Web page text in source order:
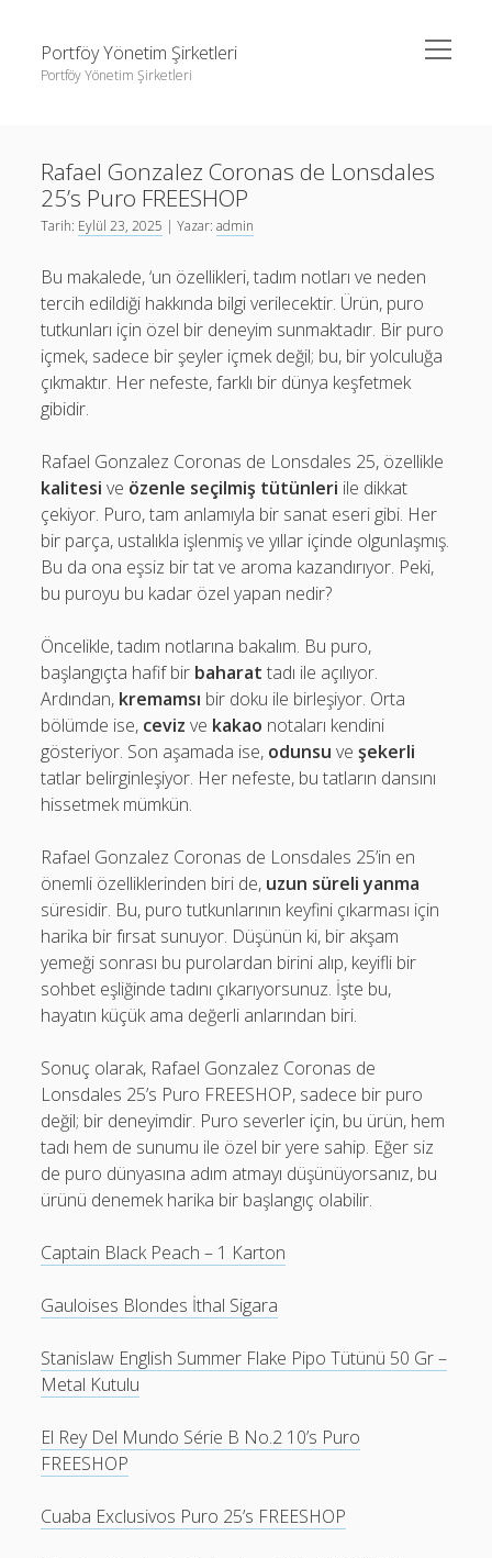
Portföy Yönetim Şirketleri
Portföy Yönetim Şirketleri
menüyü
aç
Sayfa Listesi
Youtube Beğeni Gönderme Hilesi
Liste
Youtube Beğeni Gönderme Hilesi
Rafael Gonzalez Coronas de Lonsdales
25’s Puro FREESHOP
Tarih: Eylül 23, 2025 | Yazar:admin
Bu makalede, ‘un özellikleri, tadım notları ve neden
tercih edildiği hakkında bilgi verilecektir. Ürün, puro
tutkunları için özel bir deneyim sunmaktadır. Bir puro
içmek, sadece bir şeyler içmek değil; bu, bir yolculuğa
çıkmaktır. Her nefeste, farklı bir dünya keşfetmek
gibidir.
Rafael Gonzalez Coronas de Lonsdales 25, özellikle
kalitesi ve özenle seçilmiş tütünleri ile dikkat
çekiyor. Puro, tam anlamıyla bir sanat eseri gibi. Her
bir parça, ustalıkla işlenmiş ve yıllar içinde olgunlaşmış.
Bu da ona eşsiz bir tat ve aroma kazandırıyor. Peki,
bu puroyu bu kadar özel yapan nedir?
Öncelikle, tadım notlarına bakalım. Bu puro,
başlangıçta hafif bir baharat tadı ile açılıyor.
Ardından, kremamsı bir doku ile birleşiyor. Orta
bölümde ise, ceviz ve kakao notaları kendini
gösteriyor. Son aşamada ise, odunsu veşekerli
tatlar belirginleşiyor. Her nefeste, bu tatların dansını
hissetmek mümkün.
Rafael Gonzalez Coronas de Lonsdales 25’in en
önemli özelliklerinden biri de, uzun süreli yanma
süresidir. Bu, puro tutkunlarının keyfini çıkarması için
harika bir fırsat sunuyor. Düşünün ki, bir akşam
yemeği sonrası bu purolardan birini alıp, keyifli bir
sohbet eşliğinde tadını çıkarıyorsunuz. İşte bu,
hayatın küçük ama değerli anlarından biri.
Sonuç olarak, Rafael Gonzalez Coronas de
Lonsdales 25’s Puro FREESHOP, sadece bir puro
değil; bir deneyimdir. Puro severler için, bu ürün, hem
tadı hem de sunumu ile özel bir yere sahip. Eğer siz
de puro dünyasına adım atmayı düşünüyorsanız, bu
ürünü denemek harika bir başlangıç olabilir.
Captain Black Peach – 1 Karton
Gauloises Blondes İthal Sigara
Stanislaw English Summer Flake Pipo Tütünü 50 Gr –
Metal Kutulu
El Rey Del Mundo Série B No.2 10’s Puro
FREESHOP
Cuaba Exclusivos Puro 25’s FREESHOP